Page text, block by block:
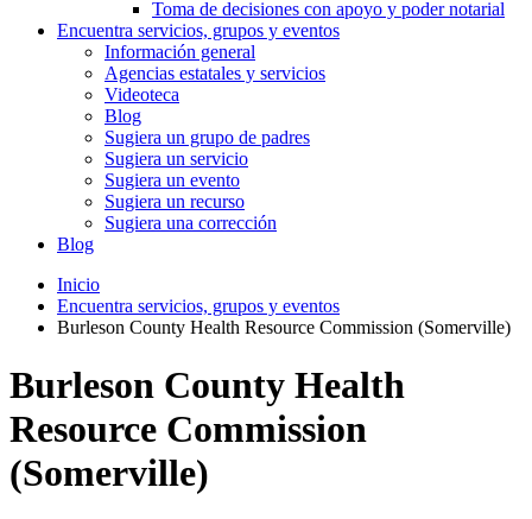
Toma de decisiones con apoyo y poder notarial
Encuentra servicios, grupos y eventos
Información general
Agencias estatales y servicios
Videoteca
Blog
Sugiera un grupo de padres
Sugiera un servicio
Sugiera un evento
Sugiera un recurso
Sugiera una corrección
Blog
Inicio
Encuentra servicios, grupos y eventos
Burleson County Health Resource Commission (Somerville)
Burleson County Health
Resource Commission
(Somerville)